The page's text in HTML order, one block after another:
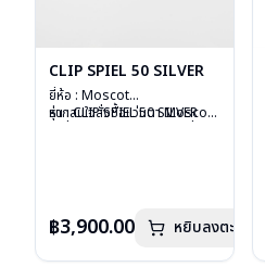
CLIP SPIEL 50 SILVER
ยี่ห้อ : Moscot
รุ่น : CLIP SPIEL 50 SILVER
การรับประกัน : 1 ปี
หากสนใจสั่งชื้อแว่นตา Moscot
฿3,900.00 หยิบลงตะกร้า